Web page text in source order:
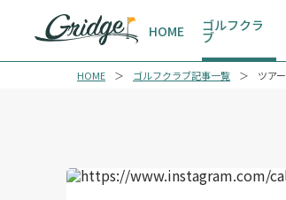
HOME ゴルフクラ
ブ
HOME ゴルフクラブ記事一覧 ツア